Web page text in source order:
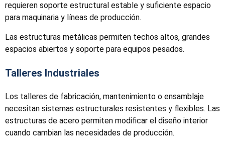
requieren soporte estructural estable y suficiente espacio
para maquinaria y líneas de producción.
Las estructuras metálicas permiten techos altos, grandes
espacios abiertos y soporte para equipos pesados.
Talleres Industriales
Los talleres de fabricación, mantenimiento o ensamblaje
necesitan sistemas estructurales resistentes y flexibles. Las
estructuras de acero permiten modificar el diseño interior
cuando cambian las necesidades de producción.